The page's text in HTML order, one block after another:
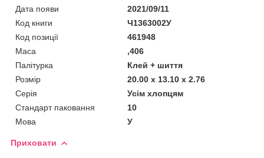
Дата появи
2021/09/11
Код книги
Ч1363002У
Код позиції
461948
Маса
,406
Палітурка
Клей + шиття
Розмір
20.00 x 13.10 x 2.76
Серія
Усім хлопцям
Стандарт паковання
10
Мова
У
Приховати